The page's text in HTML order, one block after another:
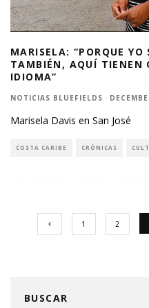
MARISELA: “PORQUE
TAMBIÉN, AQUÍ TIENEN
IDIOMA”
NOTICIAS BLUEFIELDS ·
Marisela Davis en San José
COSTA CARIBE CRÓNICAS
1 2
BUSCAR